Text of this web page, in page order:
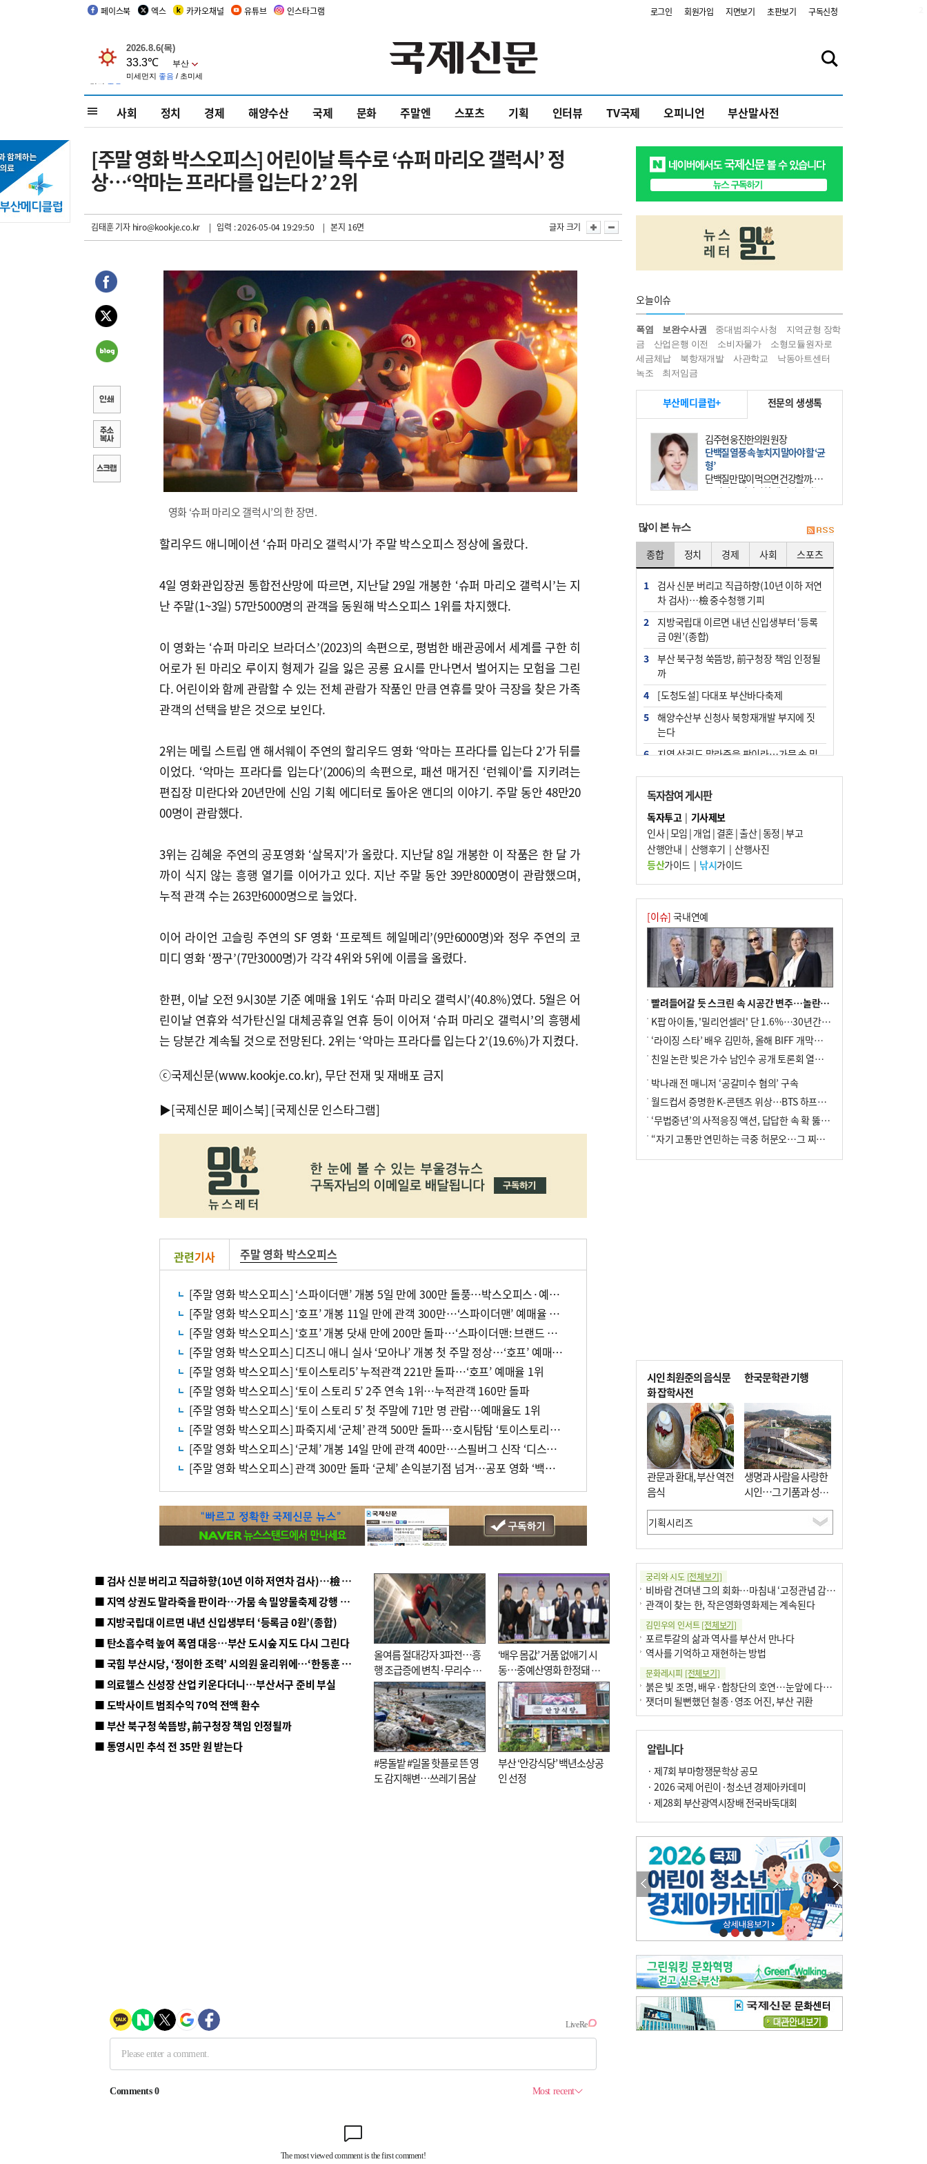
페이스북 엑스 카카오채널 유튜브 인스타그램 로그인 회원가입 지면보기 초판보기 구독신청
사회 정치 경제 해양수산 국제 문화 주말엔 스포츠 기획 인터뷰 TV국제 오피니언 부산말사전
[주말 영화 박스오피스] 어린이날 특수로 ‘슈퍼 마리오 갤럭시’ 정
상…‘악마는 프라다를 입는다 2’ 2위
김태훈 기자hiro@kookje.co.kr | 입력 : 2026-05-04 19:29:50 | 본지 16면 글자 크기
영화 ‘슈퍼 마리오 갤럭시’의 한 장면.
할리우드 애니메이션 ‘슈퍼 마리오 갤럭시’가 주말 박스오피스 정상에 올랐다.
4일 영화관입장권 통합전산망에 따르면, 지난달 29일 개봉한 ‘슈퍼 마리오 갤럭시’는 지
난 주말(1~3일) 57만5000명의 관객을 동원해 박스오피스 1위를 차지했다.
이 영화는 ‘슈퍼 마리오 브라더스’(2023)의 속편으로, 평범한 배관공에서 세계를 구한 히
어로가 된 마리오 루이지 형제가 길을 잃은 공룡 요시를 만나면서 벌어지는 모험을 그린
다. 어린이와 함께 관람할 수 있는 전체 관람가 작품인 만큼 연휴를 맞아 극장을 찾은 가족
관객의 선택을 받은 것으로 보인다.
2위는 메릴 스트립 앤 해서웨이 주연의 할리우드 영화 ‘악마는 프라다를 입는다 2’가 뒤를
이었다. ‘악마는 프라다를 입는다’(2006)의 속편으로, 패션 매거진 ‘런웨이’를 지키려는
편집장 미란다와 20년만에 신임 기획 에디터로 돌아온 앤디의 이야기. 주말 동안 48만20
00명이 관람했다.
3위는 김혜윤 주연의 공포영화 ‘살목지’가 올랐다. 지난달 8일 개봉한 이 작품은 한 달 가
까이 식지 않는 흥행 열기를 이어가고 있다. 지난 주말 동안 39만8000명이 관람했으며,
누적 관객 수는 263만6000명으로 늘었다.
이어 라이언 고슬링 주연의 SF 영화 ‘프로젝트 헤일메리’(9만6000명)와 정우 주연의 코
미디 영화 ‘짱구’(7만3000명)가 각각 4위와 5위에 이름을 올렸다.
한편, 이날 오전 9시30분 기준 예매율 1위도 ‘슈퍼 마리오 갤럭시’(40.8%)였다. 5월은 어
린이날 연휴와 석가탄신일 대체공휴일 연휴 등이 이어져 ‘슈퍼 마리오 갤럭시’의 흥행세
는 당분간 계속될 것으로 전망된다. 2위는 ‘악마는 프라다를 입는다 2’(19.6%)가 지켰다.
ⓒ국제신문(www.kookje.co.kr), 무단 전재 및 재배포 금지
▶[국제신문 페이스북] [국제신문 인스타그램]
관련기사 주말 영화 박스오피스
[주말 영화 박스오피스] ‘스파이더맨’ 개봉 5일 만에 300만 돌풍…박스오피스·예매율 동시 1위
[주말 영화 박스오피스] ‘호프’ 개봉 11일 만에 관객 300만…‘스파이더맨’ 예매율 68.8% 1위
[주말 영화 박스오피스] ‘호프’ 개봉 닷새 만에 200만 돌파…‘스파이더맨: 브랜드 뉴 데이’ 예매율 1위
[주말 영화 박스오피스] 디즈니 애니 실사 ‘모아나’ 개봉 첫 주말 정상…‘호프’ 예매율 62.5% 1위
[주말 영화 박스오피스] ‘토이스토리5’ 누적관객 221만 돌파…‘호프’ 예매율 1위
[주말 영화 박스오피스] ‘토이 스토리 5’ 2주 연속 1위…누적관객 160만 돌파
[주말 영화 박스오피스] ‘토이 스토리 5’ 첫 주말에 71만 명 관람…예매율도 1위
[주말 영화 박스오피스] 파죽지세 ‘군체’ 관객 500만 돌파…호시탐탐 ‘토이스토리5’ 예매 1위
[주말 영화 박스오피스] ‘군체’ 개봉 14일 만에 관객 400만…스필버그 신작 ‘디스클로저 데이’ 예매 1위
[주말 영화 박스오피스] 관객 300만 돌파 ‘군체’ 손익분기점 넘겨…공포 영화 ‘백룸’ 2위
■ 검사 신분 버리고 직급하향(10년 이하 저연차 검사)…檢 중수청행 기피
■ 지역 상권도 말라죽을 판이라…가뭄 속 밀양물축제 강행 논란
■ 지방국립대 이르면 내년 신입생부터 ‘등록금 0원’(종합)
■ 탄소흡수력 높여 폭염 대응…부산 도시숲 지도 다시 그린다
■ 국힘 부산시당, ‘정이한 조력’ 시의원 윤리위에…‘한동훈 지지’도 신고접수
■ 의료헬스 신성장 산업 키운다더니…부산서구 준비 부실
■ 도박사이트 범죄수익 70억 전액 환수
■ 부산 북구청 쑥뜸방, 前구청장 책임 인정될까
■ 통영시민 추석 전 35만 원 받는다
올여름 절대강자 3파전…흥
행 조급증에 변칙·무리수 마
케팅도
‘배우 몸값’ 거품 없애기 시
동…중예산영화 한정돼 실
효성 의문도
#몽돌밭 #일몰 핫플로 뜬 영
도 감지해변…쓰레기 몸살
부산 ‘안강식당’ 백년소상공
인 선정
오늘이슈
폭염 보완수사권 중대범죄수사청
지역균형 장학
금
산업은행 이전 소비자물가
소형모듈원자로
세금체납
북항재개발 사관학교
낙동아트센터
녹조
최저임금
부산메디클럽+ 전문의 생생톡
김상효 거인병원 관절클리닉 과장
인공관절 수술 연 11만 건…감염·골
절 예방 재수술 막아야
70대 A 씨는 10년 전 인공관절 수술
을 받았으나, 수술 전 내반슬(오다리)
상태였던 무릎이 수술 후 외반슬(엑
많이 본 뉴스
종합 정치 경제 사회 스포츠
1
검사 신분 버리고 직급하향(10년 이하 저연
차 검사)…檢 중수청행 기피
2
지방국립대 이르면 내년 신입생부터 ‘등록
금 0원’(종합)
3
부산 북구청 쑥뜸방, 前구청장 책임 인정될
까
4
[도청도설] 다대포 부산바다축제
5
해양수산부 신청사 북항재개발 부지에 짓
는다
6
지역 상권도 말라죽을 판이라…가뭄 속 밀
7
법원, 단차 논란 북항 복합환승센터 공사중
지 관련 현장검증
8
통영시민 추석 전 35만 원 받는다
9
부산 철강공장 50대 노동자 추락사
10 국힘 부산시당, ‘정이한 조력’ 시의원 윤리
위에…‘한동훈 지지’도 신고접수
독자참여 게시판
독자투고| 기사제보
인사|모임 | 개업 | 결혼|출산|동정 |부고
산행안내 | 산행후기 | 산행사진
등산가이드| 낚시가이드
[이슈] 국내연예
빨려들어갈 듯 스크린 속 시공간 변주…놀란의 메시지는 ‘전쟁 속죄’
K팝 아이돌, '밀리언셀러' 단 1.6%…30년간 등장 1182개팀 전수조사
‘라이징 스타’ 배우 김민하, 올해 BIFF 개막식 사회자 확정
친일 논란 빚은 가수 남인수 공개 토론회 열린다.
박나래 전 매니저 ‘공갈미수 혐의’ 구속
월드컵서 증명한 K-콘텐츠 위상…BTS 하프타임쇼·정호연 트로피 세리머니
‘무법중년’의 사적응징 액션, 답답한 속 확 뚫어주네
“자기 고통만 연민하는 극중 허문오…그 찌질함까지 안아주고파”
시인 최원준의 음식문
화 잡학사전
관문과 환대, 부산 역전
음식
한국문학관 기행
생명과 사람을 사랑한
시인…그 기품과 성실
함이 보존된 장소
궁리와 시도 [전체보기]
비바람 견뎌낸 그의 회화…마침내 ‘고정관념 감옥’서 해방
관객이 찾는 한, 작은영화영화제는 계속된다
김민우의 인서트[전체보기]
포르투갈의 삶과 역사를 부산서 만나다
역사를 기억하고 재현하는 방법
문화레시피 [전체보기]
붉은 빛 조명, 배우·합창단의 호연…눈앞에 다가온 부산오페라하우스
잿더미 될뻔했던 철종·영조 어진, 부산 귀환
달구비·여우비…다양한 비 이름 外
6·25 세계에 알린 女 종군기자 外
박현주의 책 이야기[전체보기]
차세대 축구황제는? 월드컵 아는만큼 보여요
문재필-여름_저녁무렵의호수
이 한편의 시조[전체보기]
참선 /오기환
고향 /김진규
주말 영화 박스오피스[전체보기]
‘스파이더맨’ 개봉 5일 만에 300만 돌풍…박스오피스·예매율 동시 1위
‘호프’ 개봉 11일 만에 관객 300만…‘스파이더맨’ 예매율 68.8% 1위
오늘의 운세- [전체보기]
오늘의 운세- 2026년 8월 6일 (음 6월 24일)
오늘의 운세- 2026년 8월 5일 (음 6월 23일)
조해훈의 고전 속 이 문장 [전체보기]
입추 지났는데도 덥다며 신유안에게 보낸 박규수의 편지
알립니다
· 제7회 부마항쟁문학상 공모
· 2026 국제 어린이·청소년 경제아카데미
· 제28회 부산광역시장배 전국바둑대회